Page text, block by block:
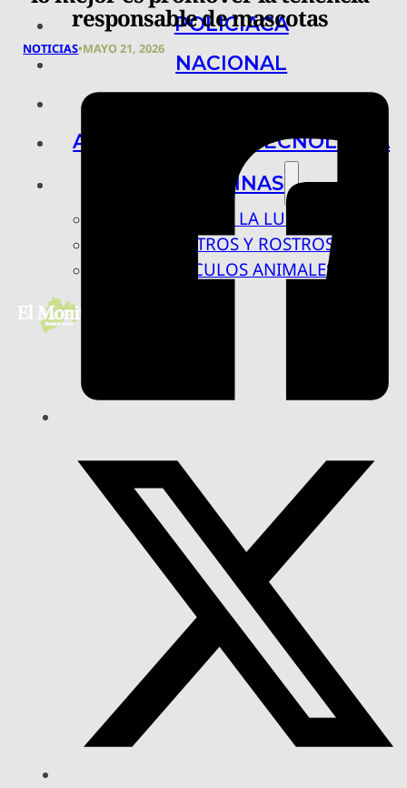
POLICIACA
NACIONAL
ARTE, CIENCIA Y TECNOLOGÍA
COLUMNAS
BAJO LA LUPA
RASTROS Y ROSTROS
VÍNCULOS ANIMALES
responsable de mascotas
NOTICIAS•MAYO 21, 2026